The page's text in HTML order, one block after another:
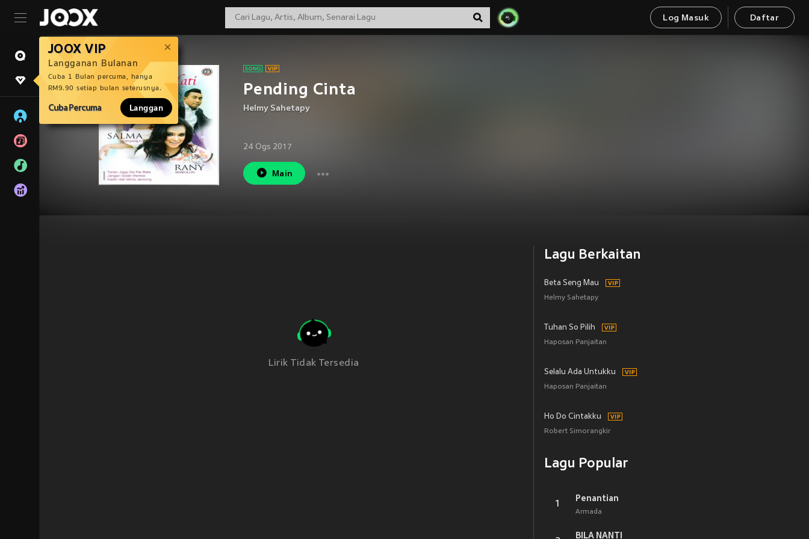
Log Masuk Daftar
JOOX VIP
Langganan Bulanan
Cuba 1 Bulan percuma, hanya
RM9.90 setiap bulan seterusnya.
Cuba Percuma Langgan
Pending Cinta
Helmy Sahetapy
24 Ogs 2017
Main
Lirik Tidak Tersedia
Lagu Berkaitan
Beta Seng Mau
Helmy Sahetapy
Tuhan So Pilih
Haposan Panjaitan
Selalu Ada Untukku
Haposan Panjaitan
Ho Do Cintakku
Robert Simorangkir
Lagu Popular
1
Penantian
Armada
BILA NANTI